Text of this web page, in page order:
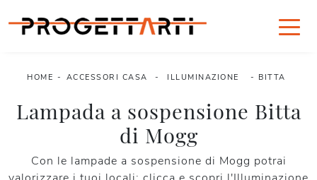
HOME - ACCESSORI CASA - ILLUMINAZIONE - BITTA
Lampada a sospensione Bitta
di Mogg
Con le lampade a sospensione di Mogg potrai